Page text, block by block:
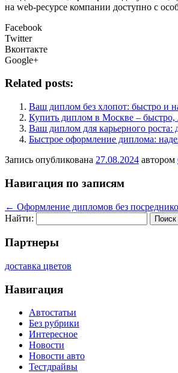
на web-ресурсе компании доступно с
Facebook
Twitter
Вконтакте
Google+
Related posts:
Ваш диплом без хлопот: быстро и
Купить диплом в Москве – быстро,
Ваш диплом для карьерного роста:
Быстрое оформление диплома:
Запись опубликована 27.08.2024 автором
Навигация по записям
← Оформление дипломов без
Найти:
Партнеры
доставка цветов
Навигация
Автостатьи
Без рубрики
Интересное
Новости
Новости авто
Тестдрайвы